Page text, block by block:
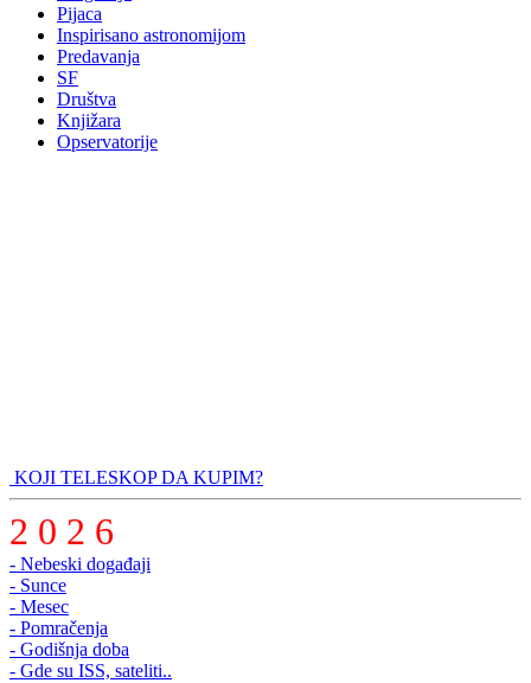
Pijaca
Inspirisano astronomijom
Predavanja
SF
Društva
Knjižara
Opservatorije
KOJI TELESKOP DA KUPIM?
2 0 2 6
- Nebeski događaji
- Sunce
- Mesec
- Pomračenja
- Godišnja doba
- Gde su ISS, sateliti..